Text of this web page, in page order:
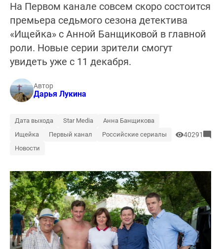
На Первом канале совсем скоро состоится
премьера седьмого сезона детектива
«Ищейка» с Анной Банщиковой в главной
роли. Новые серии зрители смогут
увидеть уже с 11 декабря.
Автор
Дарья Лукина
Дата выхода Star Media
Анна Банщикова
Ищейка
Первый канал
Российские сериалы
Новости
40291